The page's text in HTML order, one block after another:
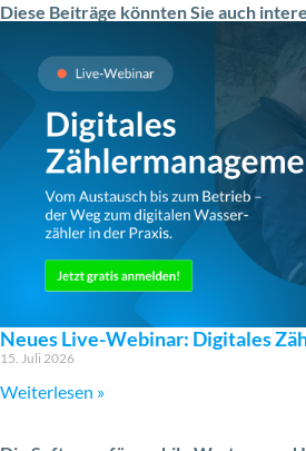
Diese Beiträge könnten Sie auch
Neues Live-Webinar: Digitales
15. Juli 2026
Weiterlesen »